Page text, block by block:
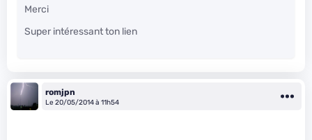
Merci
Super intéressant ton lien
romjpn
Le 20/05/2014 à 11h54